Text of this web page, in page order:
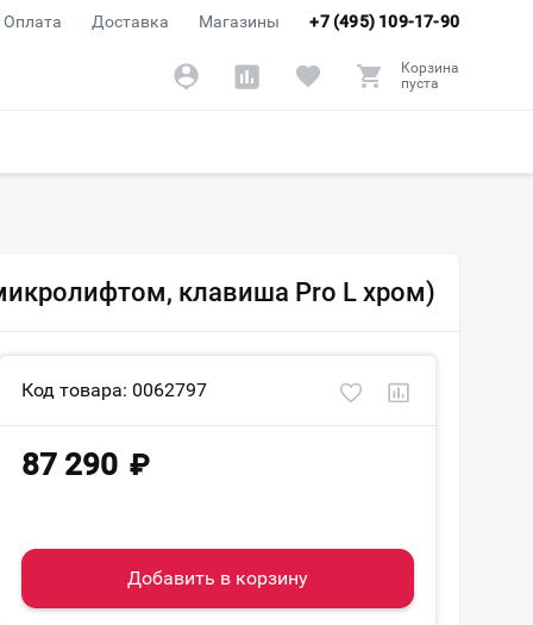
+7 (495) 109-17-90
Оплата Доставка Магазины
Корзина
пуста
клавиша Pro L хром)
Код товара: 0062797
87 290 ₽
Добавить в корзину